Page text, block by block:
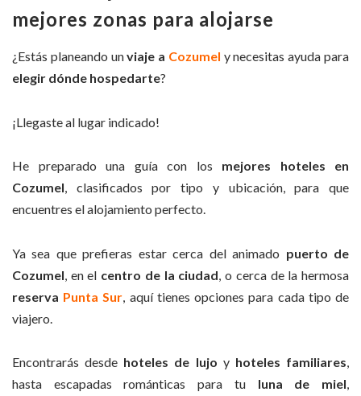
mejores zonas para alojarse
¿Estás planeando unviaje a Cozumel y necesitas ayuda para
elegir dónde hospedarte?
¡Llegaste al lugar indicado!
He preparado una guía con los mejores hoteles en
Cozumel, clasificados por tipo y ubicación, para que
encuentres el alojamiento perfecto.
Ya sea que prefieras estar cerca del animado puerto de
Cozumel , en el centro de la ciudad , o cerca de la hermosa
reserva Punta Sur , aquí tienes opciones para cada tipo de
viajero.
Encontrarás desde hoteles de lujo yhoteles familiares,
hasta escapadas románticas para tuluna de miel,